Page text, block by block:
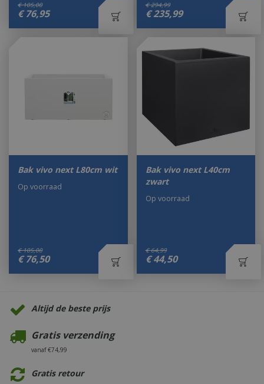
€ 105,00
€ 76,95
€ 294,99
€ 235,99
Bak vivo next L80cm wit
€ 105,00
€ 76,50
Op voorraad
Bak vivo next L40cm
zwart
€ 64,99
€ 44,50
Op voorraad
Altijd de beste prijs
Gratis verzending
vanaf €74,99
Gratis retour